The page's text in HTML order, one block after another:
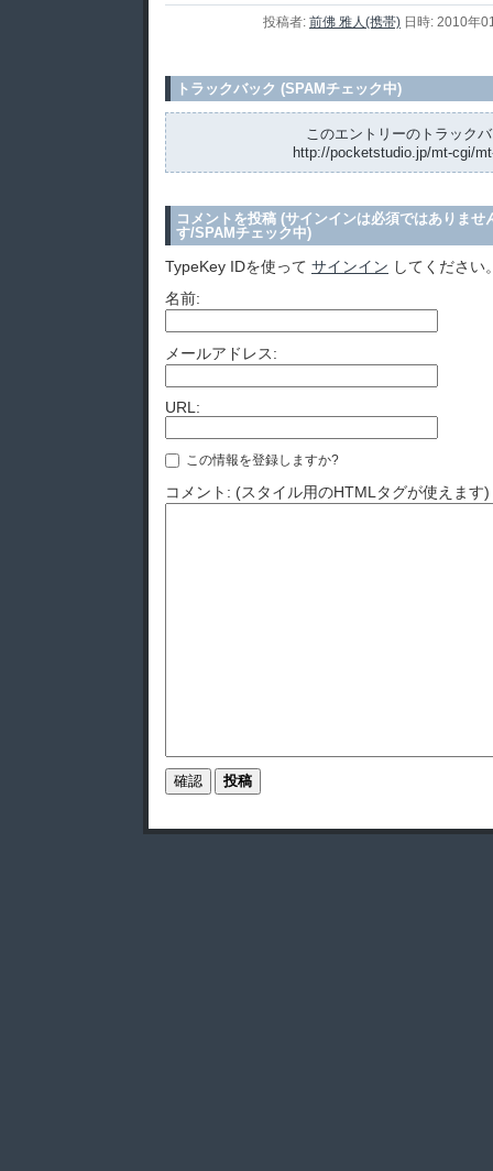
投稿者: 前佛 雅人(携帯) 日時: 2010年
トラックバック (SPAMチェック中)
このエントリーのトラック
http://pocketstudio.jp/mt-cgi/
コメントを投稿 (サインインは必須ではありませ
す/SPAMチェック中)
TypeKey IDを使って サインイン してください
名前:
メールアドレス:
URL:
この情報を登録しますか?
コメント: (スタイル用のHTMLタグが使えます)